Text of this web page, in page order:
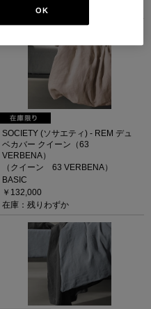
在庫：残りわずか
SOCIETY (ソサエティ) - REM デュ
ベカバー クイーン（63
VERBENA）
（クイーン 63 VERBENA）
BASIC
￥132,000
在庫：残りわずか
OK